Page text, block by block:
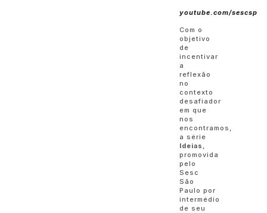
youtube.com/sescsp
Com o
objetivo
de
incentivar
a
reflexão
no
contexto
desafiador
em que
nos
encontramos,
a série
Ideias ,
promovida
pelo
Sesc
São
Paulo por
intermédio
de seu